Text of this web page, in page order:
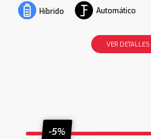
Híbrido Automático
VER DETALLES
-5%